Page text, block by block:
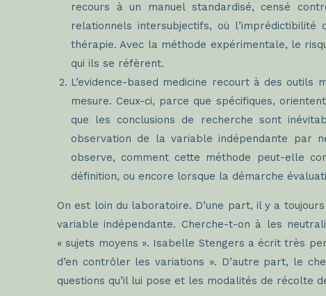
recours à un manuel standardisé, censé
relationnels intersubjectifs, où
thérapie. Avec la méthode expérimentale, le
qui ils se réfèrent.
L’evidence-based medicine recourt à des
mesure. Ceux-ci, parce que spécifiques,
que les conclusions de recherche sont
observation de la variable indépendante par
observe, comment cette méthode peut-elle
définition, ou encore lorsque la démarche
On est loin du laboratoire. D’une part, il y a
variable indépendante. Cherche-t-on à les
« sujets moyens ». Isabelle Stengers a écrit très
d’en contrôler les variations ». D’autre part, le
questions qu’il lui pose et les modalités de récolte